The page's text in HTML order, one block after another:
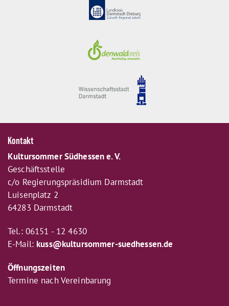
Kontakt
Kultursommer Südhessen e. V.
Geschäftsstelle
c/o Regierungspräsidium Darmstadt
Luisenplatz 2
64283 Darmstadt
Tel.: 06151 - 12 4630
E-Mail: kuss@kultursommer-suedhessen.de
Öffnungszeiten
Termine nach Vereinbarung